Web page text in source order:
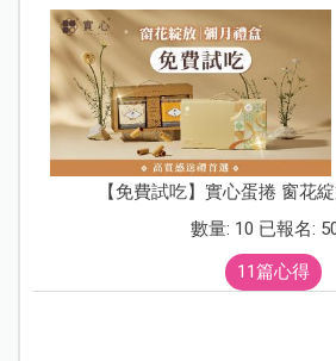
【免費試吃】實心蛋捲 窗花
數量: 10 已報名:
11篇心得